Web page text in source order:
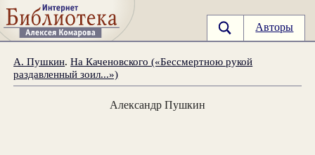
Авторы
А. Пушкин.На Каченовского («Бессмертною рукой
раздавленный зоил...»)
Александр Пушкин